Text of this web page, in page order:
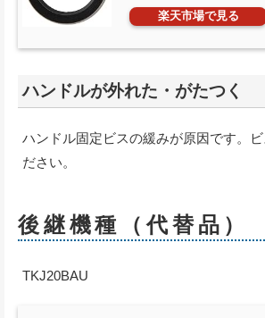
楽天市場で見る
ハンドルが外れた・がたつく
ハンドル固定ビスの緩みが原因です。ビ
ださい。
後継機種（代替品）
TKJ20BAU